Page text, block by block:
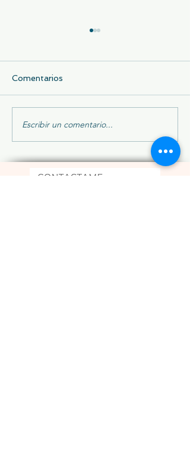
Un café que mendiga
amistad…
Comentarios
Escribir un comentario...